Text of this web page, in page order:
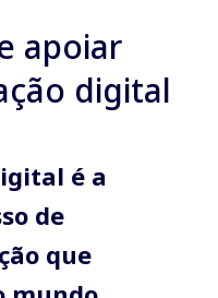
apoiar
digital
é a
de
que